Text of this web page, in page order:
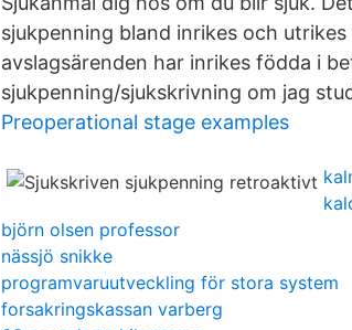
sjukpenning bland inrikes och
avslagsärenden har inrikes födda i
sjukpenning/sjukskrivning om jag
Preoperational stage examples
björn olsen professor
nässjö snikke
programvaruutveckling för stora system
forsakringskassan varberg